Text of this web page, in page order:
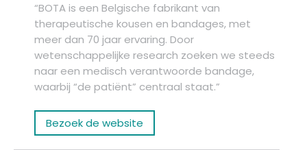
“BOTA is een Belgische fabrikant van
therapeutische kousen en bandages, met
meer dan 70 jaar ervaring. Door
wetenschappelijke research zoeken we steeds
naar een medisch verantwoorde bandage,
waarbij “de patiënt” centraal staat.”
Bezoek de website